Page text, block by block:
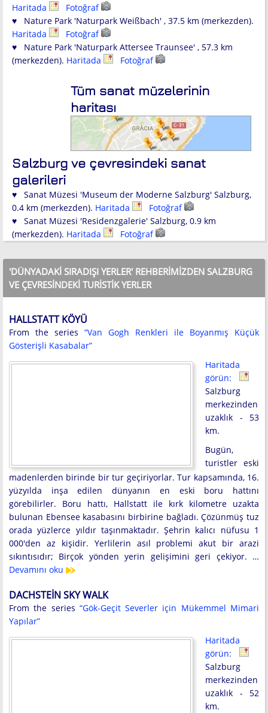
Haritada
Fotoğraf
♥ Nature Park 'Naturpark Weißbach' , 37.5 km (merkezden).
Haritada
Fotoğraf
♥ Nature Park 'Naturpark Attersee Traunsee' , 57.3 km
(merkezden). Haritada Fotoğraf
Tüm sanat müzelerinin
haritası
Salzburg ve çevresindeki sanat
galerileri
♥ Sanat Müzesi 'Museum der Moderne Salzburg' Salzburg,
0.4 km (merkezden). Haritada
Fotoğraf
♥ Sanat Müzesi 'Residenzgalerie' Salzburg, 0.9 km
(merkezden). Haritada Fotoğraf
'DÜNYADAKI SIRADIŞI YERLER' REHBERIMIZDEN SALZBURG
VE ÇEVRESINDEKI TURISTIK YERLER
HALLSTATT KÖYÜ
From the series “Van Gogh Renkleri ile Boyanmış Küçük
Gösterişli Kasabalar”
Haritada
görün:
Salzburg
merkezinden
uzaklık - 53
km.
Bugün,
turistler eski
madenlerden birinde bir tur geçiriyorlar. Tur kapsamında, 16.
yüzyılda inşa edilen dünyanın en eski boru hattını
görebilirler. Boru hattı, Hallstatt ile kırk kilometre uzakta
bulunan Ebensee kasabasını birbirine bağladı. Çözünmüş tuz
orada yüzlerce yıldır taşınmaktadır. Şehrin kalıcı nüfusu 1
000'den az kişidir. Yerlilerin asıl problemi akut bir arazi
sıkıntısıdır; Birçok yönden yerin gelişimini geri çekiyor. …
Devamını oku
DACHSTEIN SKY WALK
From the series “Gök-Geçit Severler için Mükemmel Mimari
Yapılar”
Haritada
görün:
Salzburg
merkezinden
uzaklık - 52
km.